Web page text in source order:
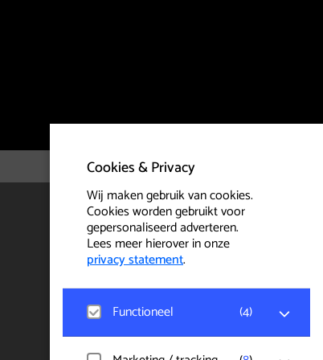
Cookies & Privacy
Wij maken gebruik van cookies.
Cookies worden gebruikt voor
gepersonaliseerd adverteren.
Lees meer hierover in onze
privacy statement.
Functioneel (4)